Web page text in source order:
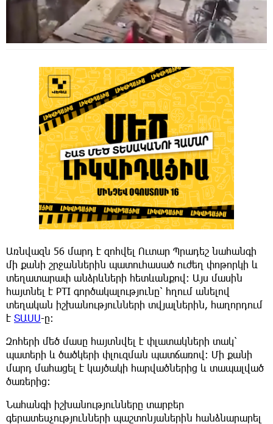
Առնվազն 56 մարդ է զոհվել Ուտար Պրադեշ նահանգի
մի քանի շրջաններին պատուհասած ուժեղ փոթորկի և
տեղատարափ անձրևների հետևանքով։ Այս մասին
հայտնել է PTI գործակալությունը՝ հղում անելով
տեղական իշխանությունների տվյալներին, հաղորդում
է ՏԱՍՍ-ը:
Զոհերի մեծ մասը հայտնվել է փլատակների տակ՝
պատերի և ծածկերի փլուզման պատճառով։ Մի քանի
մարդ մահացել է կայծակի հարվածներից և տապալված
ծառերից։
Նահանգի իշխանությունները տարբեր
գերատեսչությունների պաշտոնյաներին հանձնարարել